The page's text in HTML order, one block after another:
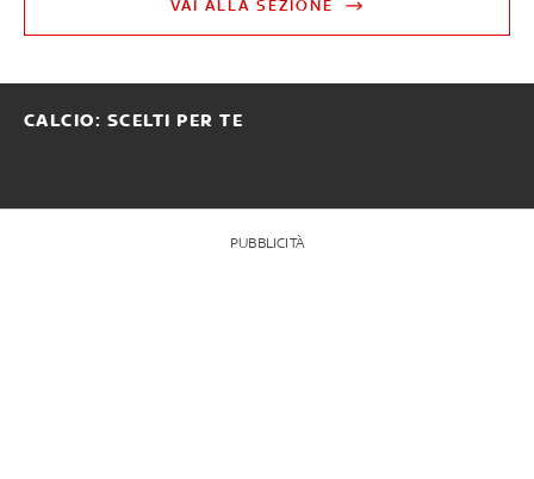
VAI ALLA SEZIONE
CALCIO: SCELTI PER TE
PUBBLICITÀ